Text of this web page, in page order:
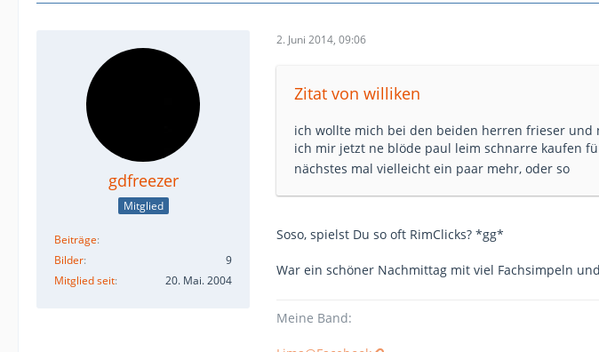
gdfreezer
Mitglied
Beiträge
Bilder
9
Mitglied seit
20. Mai. 2004
2. Juni 2014, 09:06
Zitat von williken
ich wollte mich bei den beiden herren frieser
ich mir jetzt ne blöde paul leim schnarre kaufen
nächstes mal vielleicht ein paar mehr, oder so
Soso, spielst Du so oft RimClicks? *gg*
War ein schöner Nachmittag mit viel Fachsimpeln
Meine Band: